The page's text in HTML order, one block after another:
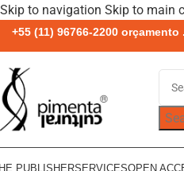
Skip to navigation Skip to main
+55 (11) 96766-2200
PUBLISHERSERVICESOPEN